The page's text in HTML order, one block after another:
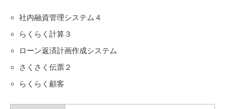
社内融資管理システム４
らくらく計算３
ローン返済計画作成システム
さくさく伝票２
らくらく顧客